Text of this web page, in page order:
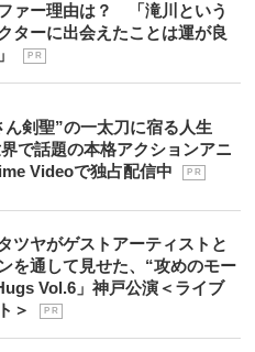
ァー理由は？ 「滝川という
ターに出会えたことは運が良
P R
ん剣聖”の一太刀に宿る人生
で話題の本格アクションアニ
Videoで独占配信中
P R
ツヤがゲストアーティストと
を通して見せた、“攻めのモー
Vol.6」神戸公演＜ライブ
＞
P R